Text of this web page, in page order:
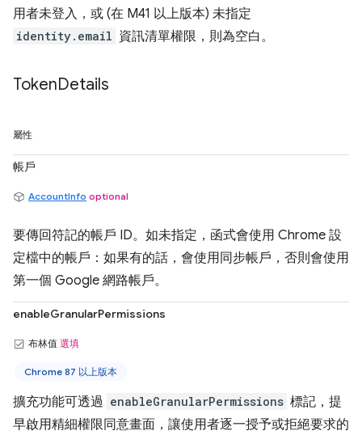
用者未登入，或 (在 M41 以上版本) 未指定
identity.email 資訊清單權限，則為空白。
TokenDetails
屬性
帳戶
AccountInfo optional
要傳回符記的帳戶 ID。如未指定，函式會使用 Chrome 設
定檔中的帳戶：如果有的話，會使用同步帳戶，否則會使用
第一個 Google 網路帳戶。
enableGranularPermissions
布林值 選填
Chrome 87 以上版本
擴充功能可透過 enableGranularPermissions 標記，提
早啟用精細權限同意畫面，讓使用者逐一授予或拒絕要求的